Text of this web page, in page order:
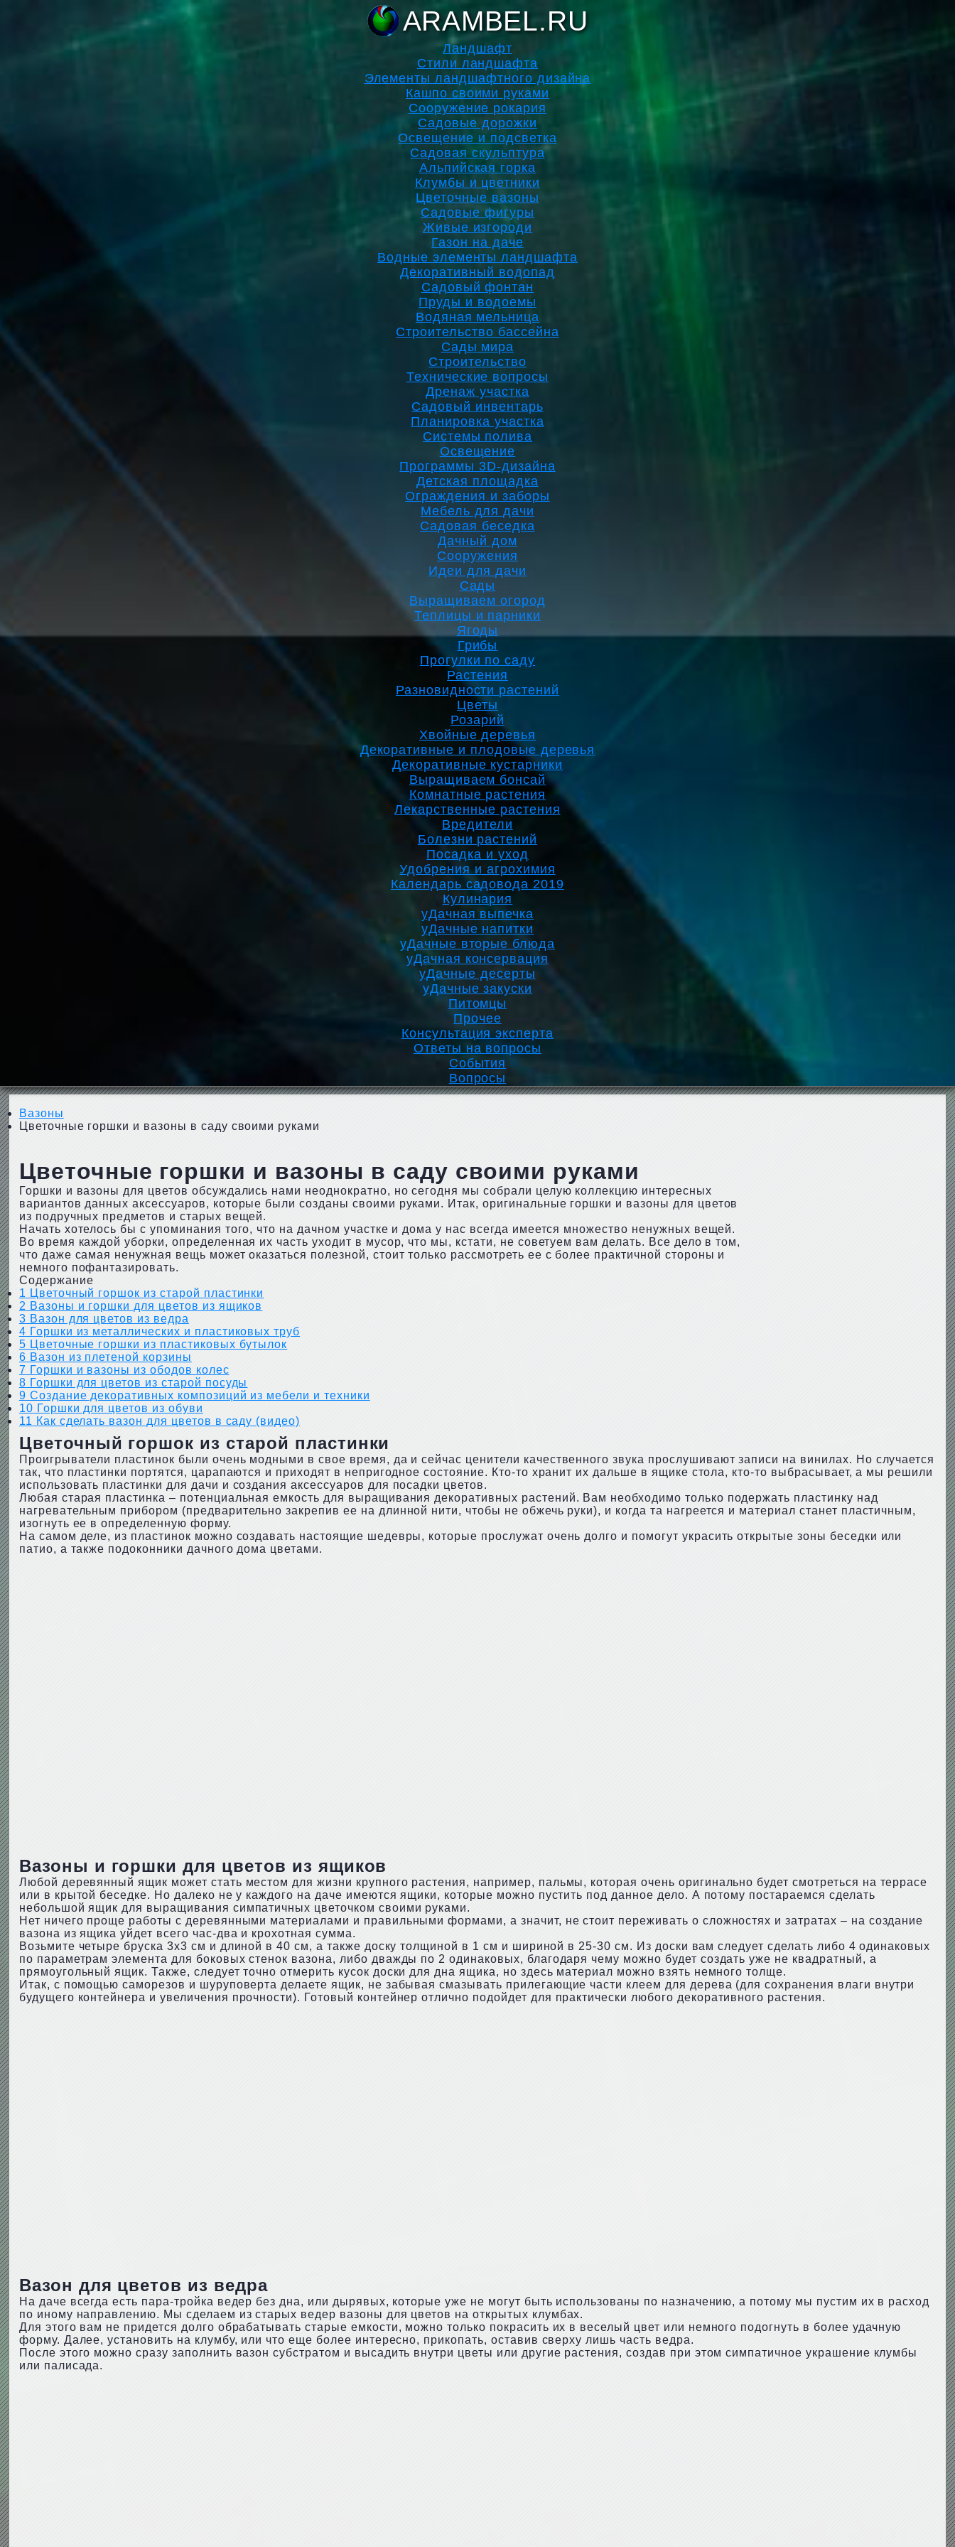
ARAMBEL.RU
Ландшафт
Стили ландшафта
Элементы ландшафтного дизайна
Кашпо своими руками
Сооружение рокария
Садовые дорожки
Освещение и подсветка
Садовая скульптура
Альпийская горка
Клумбы и цветники
Цветочные вазоны
Садовые фигуры
Живые изгороди
Газон на даче
Водные элементы ландшафта
Декоративный водопад
Садовый фонтан
Пруды и водоемы
Водяная мельница
Строительство бассейна
Сады мира
Строительство
Технические вопросы
Дренаж участка
Садовый инвентарь
Планировка участка
Системы полива
Освещение
Программы 3D-дизайна
Детская площадка
Ограждения и заборы
Мебель для дачи
Садовая беседка
Дачный дом
Сооружения
Идеи для дачи
Сады
Выращиваем огород
Теплицы и парники
Ягоды
Грибы
Прогулки по саду
Растения
Разновидности растений
Цветы
Розарий
Хвойные деревья
Декоративные и плодовые деревья
Декоративные кустарники
Выращиваем бонсай
Комнатные растения
Лекарственные растения
Вредители
Болезни растений
Посадка и уход
Удобрения и агрохимия
Календарь садовода 2019
Кулинария
уДачная выпечка
уДачные напитки
уДачные вторые блюда
уДачная консервация
уДачные десерты
уДачные закуски
Питомцы
Прочее
Консультация эксперта
Ответы на вопросы
События
Вопросы
Вазоны
Цветочные горшки и вазоны в саду своими руками
Цветочные горшки и вазоны в саду своими руками
Горшки и вазоны для цветов обсуждались нами неоднократно, но сегодня мы собрали целую коллекцию интересных
вариантов данных аксессуаров, которые были созданы своими руками. Итак, оригинальные горшки и вазоны для цветов
из подручных предметов и старых вещей.
Начать хотелось бы с упоминания того, что на дачном участке и дома у нас всегда имеется множество ненужных вещей.
Во время каждой уборки, определенная их часть уходит в мусор, что мы, кстати, не советуем вам делать. Все дело в том,
что даже самая ненужная вещь может оказаться полезной, стоит только рассмотреть ее с более практичной стороны и
немного пофантазировать.
Содержание
1 Цветочный горшок из старой пластинки
2 Вазоны и горшки для цветов из ящиков
3 Вазон для цветов из ведра
4 Горшки из металлических и пластиковых труб
5 Цветочные горшки из пластиковых бутылок
6 Вазон из плетеной корзины
7 Горшки и вазоны из ободов колес
8 Горшки для цветов из старой посуды
9 Создание декоративных композиций из мебели и техники
10 Горшки для цветов из обуви
11 Как сделать вазон для цветов в саду (видео)
Цветочный горшок из старой пластинки
Проигрыватели пластинок были очень модными в свое время, да и сейчас ценители качественного звука прослушивают записи на винилах. Но случается
так, что пластинки портятся, царапаются и приходят в непригодное состояние. Кто-то хранит их дальше в ящике стола, кто-то выбрасывает, а мы решили
использовать пластинки для дачи и создания аксессуаров для посадки цветов.
Любая старая пластинка – потенциальная емкость для выращивания декоративных растений. Вам необходимо только подержать пластинку над
нагревательным прибором (предварительно закрепив ее на длинной нити, чтобы не обжечь руки), и когда та нагреется и материал станет пластичным,
изогнуть ее в определенную форму.
На самом деле, из пластинок можно создавать настоящие шедевры, которые прослужат очень долго и помогут украсить открытые зоны беседки или
патио, а также подоконники дачного дома цветами.
Вазоны и горшки для цветов из ящиков
Любой деревянный ящик может стать местом для жизни крупного растения, например, пальмы, которая очень оригинально будет смотреться на террасе
или в крытой беседке. Но далеко не у каждого на даче имеются ящики, которые можно пустить под данное дело. А потому постараемся сделать
небольшой ящик для выращивания симпатичных цветочком своими руками.
Нет ничего проще работы с деревянными материалами и правильными формами, а значит, не стоит переживать о сложностях и затратах – на создание
вазона из ящика уйдет всего час-два и крохотная сумма.
Возьмите четыре бруска 3х3 см и длиной в 40 см, а также доску толщиной в 1 см и шириной в 25-30 см. Из доски вам следует сделать либо 4 одинаковых
по параметрам элемента для боковых стенок вазона, либо дважды по 2 одинаковых, благодаря чему можно будет создать уже не квадратный, а
прямоугольный ящик. Также, следует точно отмерить кусок доски для дна ящика, но здесь материал можно взять немного толще.
Итак, с помощью саморезов и шуруповерта делаете ящик, не забывая смазывать прилегающие части клеем для дерева (для сохранения влаги внутри
будущего контейнера и увеличения прочности). Готовый контейнер отлично подойдет для практически любого декоративного растения.
Вазон для цветов из ведра
На даче всегда есть пара-тройка ведер без дна, или дырявых, которые уже не могут быть использованы по назначению, а потому мы пустим их в расход
по иному направлению. Мы сделаем из старых ведер вазоны для цветов на открытых клумбах.
Для этого вам не придется долго обрабатывать старые емкости, можно только покрасить их в веселый цвет или немного подогнуть в более удачную
форму. Далее, установить на клумбу, или что еще более интересно, прикопать, оставив сверху лишь часть ведра.
После этого можно сразу заполнить вазон субстратом и высадить внутри цветы или другие растения, создав при этом симпатичное украшение клумбы
или палисада.